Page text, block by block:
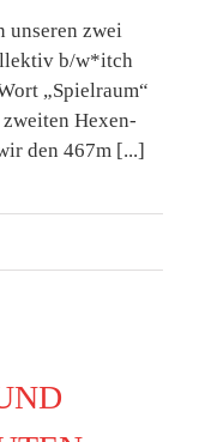
unseren zwei
b/w*itch
„Spielraum“
Hexen-
den 467m [...]